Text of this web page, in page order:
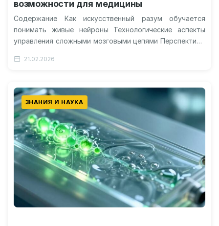
возможности для медицины
Содержание Как искусственный разум обучается
понимать живые нейроны Технологические аспекты
управления сложными мозговыми цепями Перспективы
Этическая сторона и безопасность внедрения…
21.02.2026
ЗНАНИЯ И НАУКА